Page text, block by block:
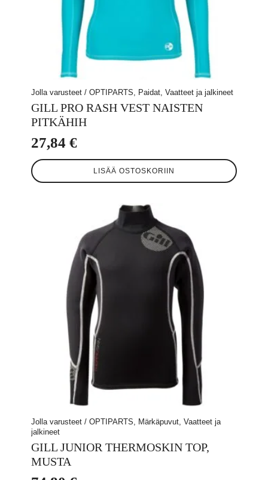
Jolla varusteet / OPTIPARTS, Paidat, Vaatteet ja jalkineet
GILL PRO RASH VEST NAISTEN
PITKÄHIH
27,84 €
LISÄÄ OSTOSKORIIN
Jolla varusteet / OPTIPARTS, Märkäpuvut, Vaatteet ja
jalkineet
GILL JUNIOR THERMOSKIN TOP,
MUSTA